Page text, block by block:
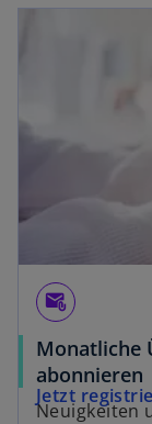
attach_email
Monatliche
abonnieren
Neuigkeiten
Jetzt